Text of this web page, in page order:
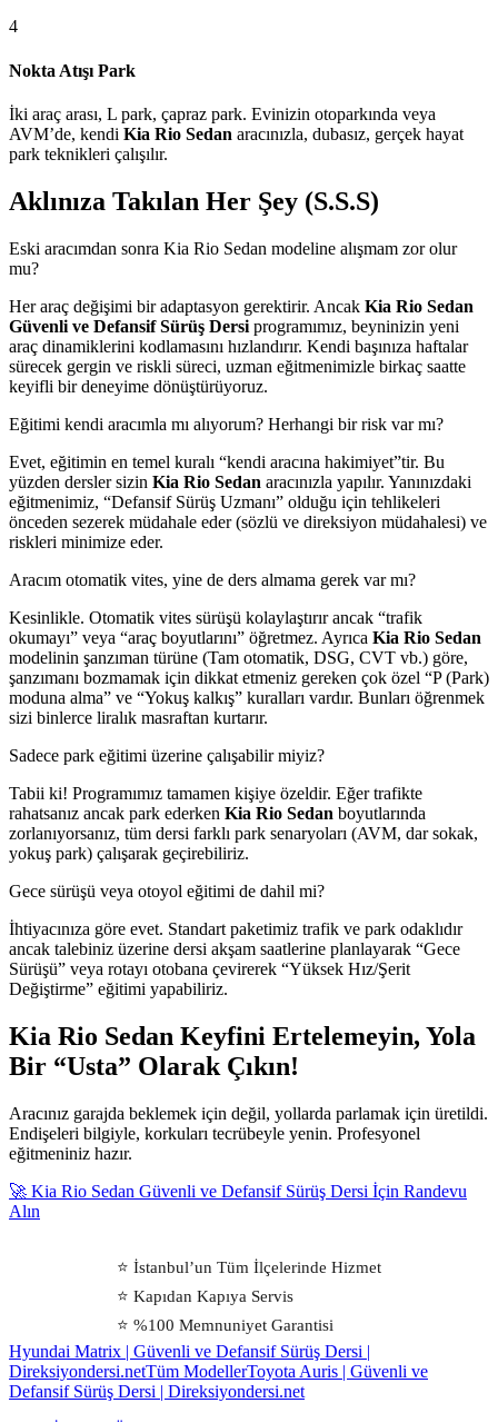
4
Nokta Atışı Park
İki araç arası, L park, çapraz park. Evinizin otoparkında veya
AVM’de, kendi Kia Rio Sedan aracınızla, dubasız, gerçek hayat
park teknikleri çalışılır.
Aklınıza Takılan Her Şey (S.S.S)
Eski aracımdan sonra Kia Rio Sedan modeline alışmam zor olur
mu?
Her araç değişimi bir adaptasyon gerektirir. Ancak Kia Rio Sedan
Güvenli ve Defansif Sürüş Dersi programımız, beyninizin yeni
araç dinamiklerini kodlamasını hızlandırır. Kendi başınıza haftalar
sürecek gergin ve riskli süreci, uzman eğitmenimizle birkaç saatte
keyifli bir deneyime dönüştürüyoruz.
Eğitimi kendi aracımla mı alıyorum? Herhangi bir risk var mı?
Evet, eğitimin en temel kuralı “kendi aracına hakimiyet”tir. Bu
yüzden dersler sizin Kia Rio Sedan aracınızla yapılır. Yanınızdaki
eğitmenimiz, “Defansif Sürüş Uzmanı” olduğu için tehlikeleri
önceden sezerek müdahale eder (sözlü ve direksiyon müdahalesi) ve
riskleri minimize eder.
Aracım otomatik vites, yine de ders almama gerek var mı?
Kesinlikle. Otomatik vites sürüşü kolaylaştırır ancak “trafik
okumayı” veya “araç boyutlarını” öğretmez. Ayrıca Kia Rio Sedan
modelinin şanzıman türüne (Tam otomatik, DSG, CVT vb.) göre,
şanzımanı bozmamak için dikkat etmeniz gereken çok özel “P (Park)
moduna alma” ve “Yokuş kalkış” kuralları vardır. Bunları öğrenmek
sizi binlerce liralık masraftan kurtarır.
Sadece park eğitimi üzerine çalışabilir miyiz?
Tabii ki! Programımız tamamen kişiye özeldir. Eğer trafikte
rahatsanız ancak park ederken Kia Rio Sedan boyutlarında
zorlanıyorsanız, tüm dersi farklı park senaryoları (AVM, dar sokak,
yokuş park) çalışarak geçirebiliriz.
Gece sürüşü veya otoyol eğitimi de dahil mi?
İhtiyacınıza göre evet. Standart paketimiz trafik ve park odaklıdır
ancak talebiniz üzerine dersi akşam saatlerine planlayarak “Gece
Sürüşü” veya rotayı otobana çevirerek “Yüksek Hız/Şerit
Değiştirme” eğitimi yapabiliriz.
Kia Rio Sedan Keyfini Ertelemeyin, Yola
Bir “Usta” Olarak Çıkın!
Aracınız garajda beklemek için değil, yollarda parlamak için üretildi.
Endişeleri bilgiyle, korkuları tecrübeyle yenin. Profesyonel
eğitmeniniz hazır.
🚀 Kia Rio Sedan Güvenli ve Defansif Sürüş Dersi İçin Randevu
Alın
⭐ İstanbul’un Tüm İlçelerinde Hizmet
⭐ Kapıdan Kapıya Servis
⭐ %100 Memnuniyet Garantisi
Hyundai Matrix | Güvenli ve Defansif Sürüş Dersi |
Direksiyondersi.netTüm ModellerToyota Auris | Güvenli ve
Defansif Sürüş Dersi | Direksiyondersi.net